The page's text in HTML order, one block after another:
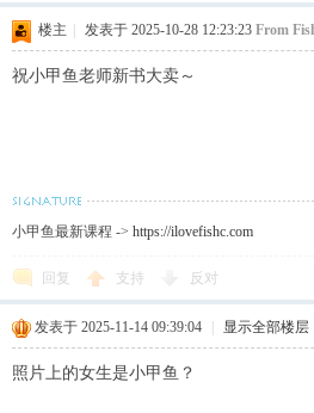
楼主 发表于 2025-10-28 12:23:23 From
祝小甲鱼老师新书大卖～
小甲鱼最新课程 ->https://ilovefishc.com
回复 支持 反对
发表于 2025-11-14 09:39:04 显示全部楼层
照片上的女生是小甲鱼？